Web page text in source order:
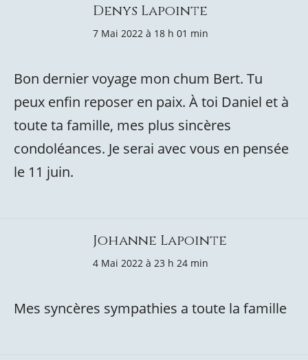
Denys Lapointe
7 Mai 2022 à 18 h 01 min
Bon dernier voyage mon chum Bert. Tu
peux enfin reposer en paix. À toi Daniel et à
toute ta famille, mes plus sincères
condoléances. Je serai avec vous en pensée
le 11 juin.
Johanne Lapointe
4 Mai 2022 à 23 h 24 min
Mes syncères sympathies a toute la famille